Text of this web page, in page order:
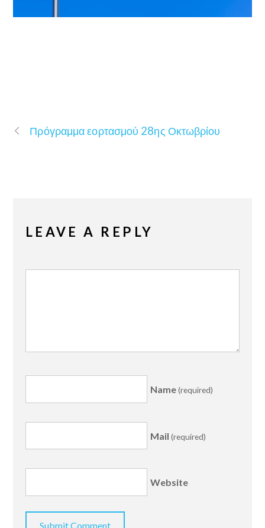
Πρόγραμμα εορτασμού 28ης Οκτωβρίου
LEAVE A REPLY
Name(required)
Mail (required)
Website